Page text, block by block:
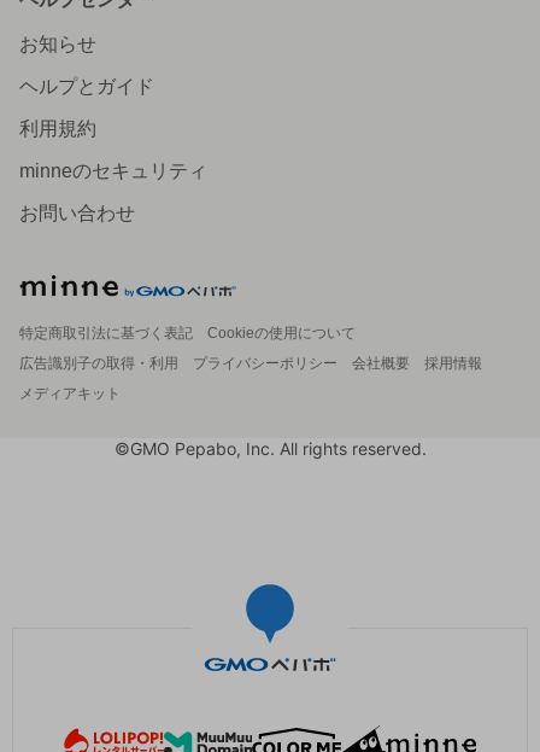
お知らせ
ヘルプとガイド
利用規約
minneのセキュリティ
お問い合わせ
特定商取引法に基づく表記
Cookieの使用について
広告識別子の取得・利用
プライバシーポリシー 会社概要
採用情報
メディアキット
©GMO Pepabo, Inc. All rights reserved.